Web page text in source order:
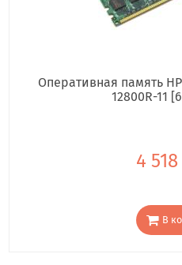
Оперативная память HP
12800R-11
4
В